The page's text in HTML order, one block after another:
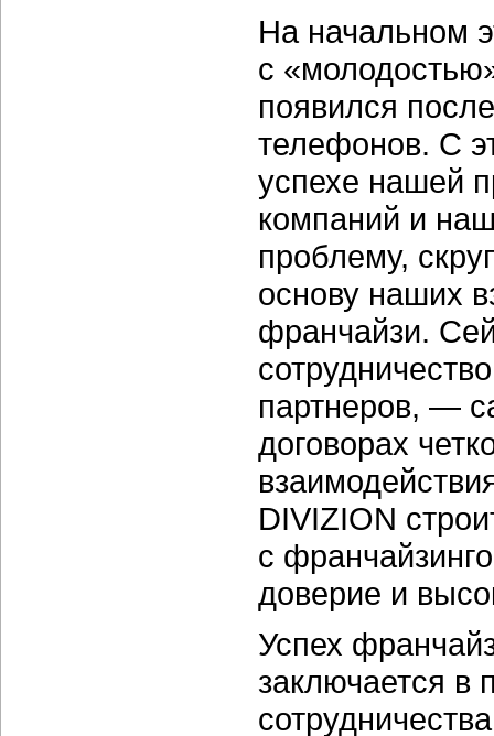
На начальном
с
появился
телефонов. С
успехе нашей
компаний и
проблему,
основу наших
франчайзи.
партнеров, —
договорах
DIVIZION
с
доверие и
Успех
заключается в